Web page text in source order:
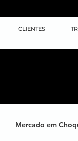
CLIENTES
Mercado em